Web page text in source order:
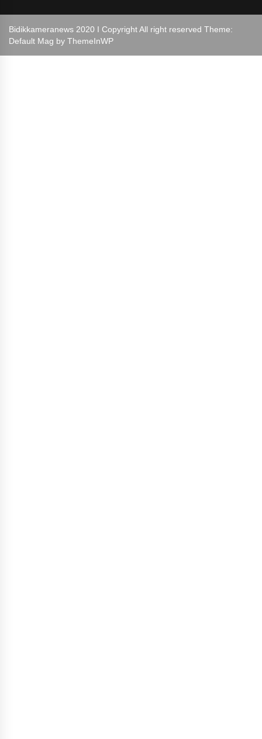
Bidikkameranews 2020 I Copyright All right reserved Theme:
Default Mag by ThemeInWP